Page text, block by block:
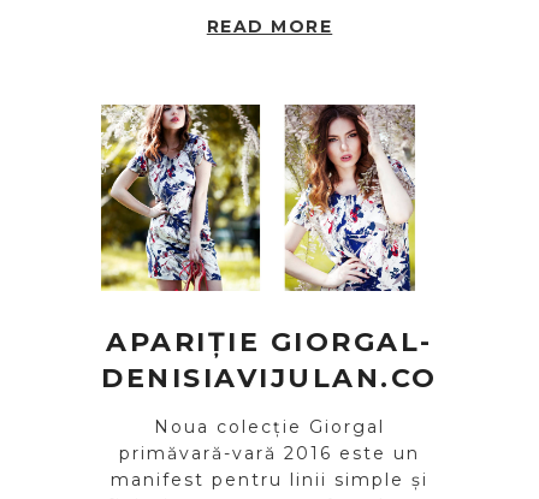
READ MORE
APARIȚIE GIORGAL-
DENISIAVIJULAN.COM
Noua colecție Giorgal
primăvară-vară 2016 este un
manifest pentru linii simple și